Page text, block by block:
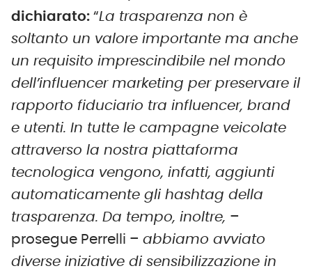
dichiarato: “La trasparenza non è
soltanto un valore importante ma anche
un requisito imprescindibile nel mondo
dell’influencer marketing per preservare il
rapporto fiduciario tra influencer, brand
e utenti. In tutte le campagne veicolate
attraverso la nostra piattaforma
tecnologica vengono, infatti, aggiunti
automaticamente gli hashtag della
trasparenza. Da tempo, inoltre, –
prosegue Perrelli – abbiamo avviato
diverse iniziative di sensibilizzazione in